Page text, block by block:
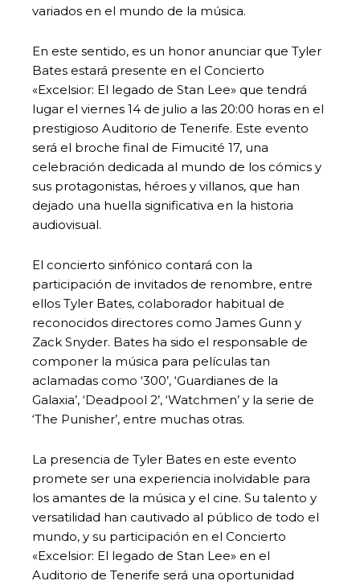
variados en el mundo de la música.
En este sentido, es un honor anunciar que Tyler
Bates estará presente en el Concierto
«Excelsior: El legado de Stan Lee» que tendrá
lugar el viernes 14 de julio a las 20:00 horas en el
prestigioso Auditorio de Tenerife. Este evento
será el broche final de Fimucité 17, una
celebración dedicada al mundo de los cómics y
sus protagonistas, héroes y villanos, que han
dejado una huella significativa en la historia
audiovisual.
El concierto sinfónico contará con la
participación de invitados de renombre, entre
ellos Tyler Bates, colaborador habitual de
reconocidos directores como James Gunn y
Zack Snyder. Bates ha sido el responsable de
componer la música para películas tan
aclamadas como ‘300’, ‘Guardianes de la
Galaxia’, ‘Deadpool 2’, ‘Watchmen’ y la serie de
‘The Punisher’, entre muchas otras.
La presencia de Tyler Bates en este evento
promete ser una experiencia inolvidable para
los amantes de la música y el cine. Su talento y
versatilidad han cautivado al público de todo el
mundo, y su participación en el Concierto
«Excelsior: El legado de Stan Lee» en el
Auditorio de Tenerife será una oportunidad